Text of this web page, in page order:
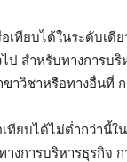
เทียบได้ในระดับเ
ป สำหรับทางการบ
วิชาหรือทางอื่นที่
ทียบได้ไม่ต่ำกว่านี้
งการบริหารธุรกิจ